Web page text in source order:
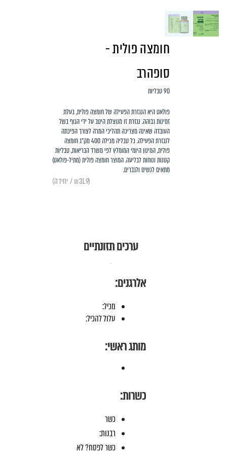
חומצה פולית -
סופהרב
90 טבליות
פולאט היא הנגזרת הפעילה של חומצה פולית, בעלת
זמינות גבוהה. נגזרת זו מנוצלת היטב על ידי הגוף בשל
העובדה שאינה מצריכה תהליכי המרה לצורך הפיכתה
לנגזרת הפעילה. כל טבליה מכילה 400 מק”ג חומצה
פולית, המינון היומי המומלץ לפי משרד הבריאות, טבליות
קטנות ונוחות לבליעה. המוצר חומצה פולית (מתיל-פולאט)
מתאים לנשים ולגברים.
(₪31.9 / יחידה)
ערכים תזונתיים
אלרגנים:
מכיל:
עלול להכיל:
מותג ראשי:
כשרות:
כשר
רבנות:
כשר לפסח? לא